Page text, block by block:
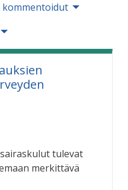
kommentoidut
tulevat
merkittävä